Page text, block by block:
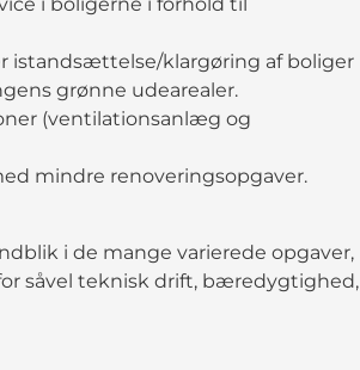
istandsættelse/klargøring af boliger
grønne udearealer.
(ventilationsanlæg og
mindre renoveringsopgaver.
i de mange varierede opgaver,
såvel teknisk drift, bæredygtighed,